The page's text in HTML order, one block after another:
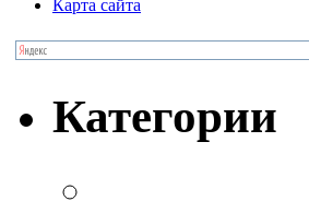
Карта сайта
Категории